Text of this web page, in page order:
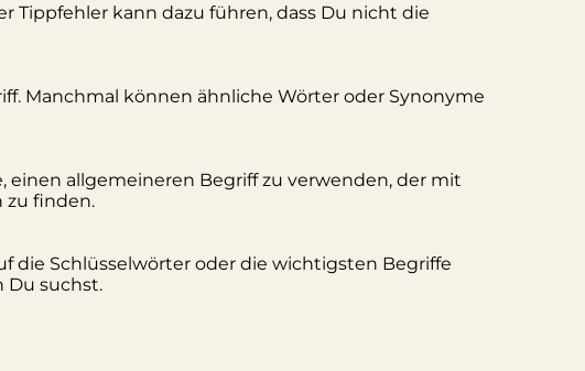
Tippfehler kann dazu führen, dass Du nicht die
Manchmal können ähnliche Wörter oder Synonyme
einen allgemeineren Begriff zu verwenden, der mit
zu finden.
die Schlüsselwörter oder die wichtigsten Begriffe
Du suchst.